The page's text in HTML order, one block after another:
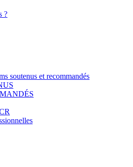
?
soutenus et recommandés